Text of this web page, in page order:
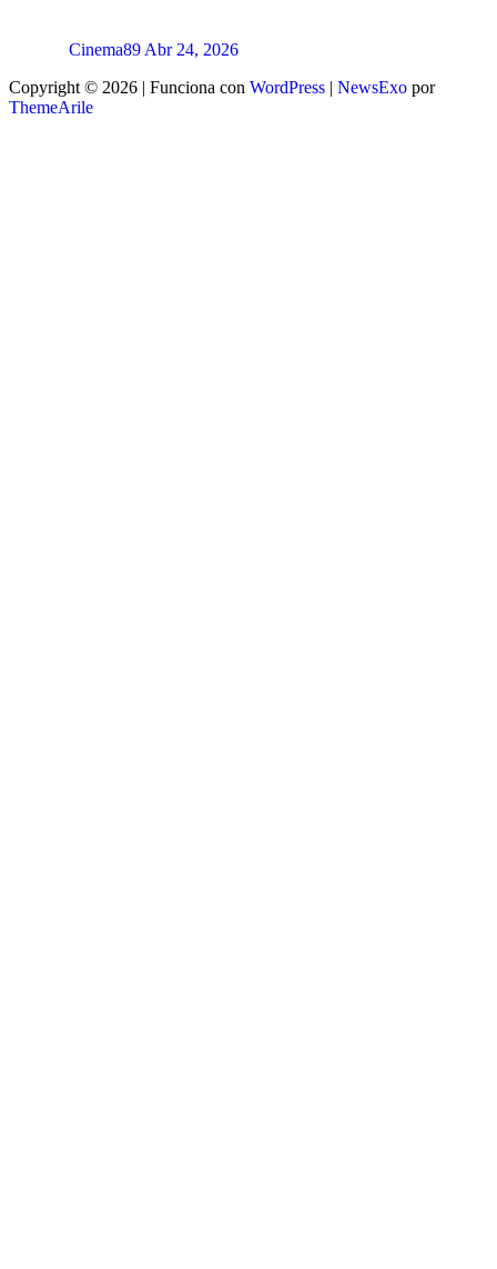
Cinema89 Abr 24, 2026
Copyright © 2026 | Funciona con WordPress | NewsExo por
ThemeArile